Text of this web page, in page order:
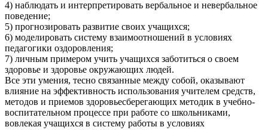
4) наблюдать и интерпретировать вербальное и невербальное
поведение;
5) прогнозировать развитие своих учащихся;
6) моделировать систему взаимоотношений в условиях
педагогики оздоровления;
7) личным примером учить учащихся заботиться о своем
здоровье и здоровье окружающих людей.
Все эти умения, тесно связанные между собой, оказывают
влияние на эффективность использования учителем средств,
методов и приемов здоровьесберегающих методик в учебно-
воспитательном процессе при работе со школьниками,
вовлекая учащихся в систему работы в условиях